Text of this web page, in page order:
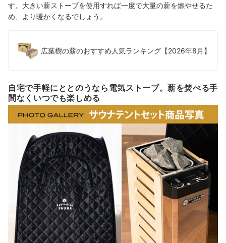
す。大きい薪ストーブを使用すれば一度で大量の薪を燃やせるた
め、より暖かくなるでしょう。
広葉樹の薪のおすすめ人気ランキング【2026年8月】
自宅で手軽にととのうなら電気ストーブ。薪を焚べる手
間なくいつでも楽しめる